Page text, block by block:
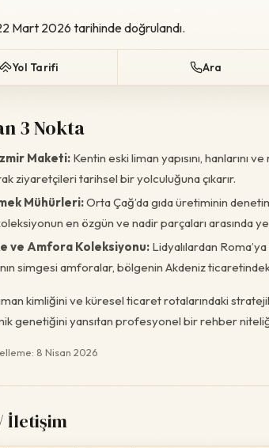
Mart 2026 tarihinde doğrulandı.
Yol Tarifi Ara
3 Nokta
Maketi: Kentin eski liman yapısını, hanlarını
ziyaretçileri tarihsel bir yolculuğuna çıkarır.
Mühürleri:Orta Çağ’da gıda üretiminin
en özgün ve nadir parçaları arasında
ve Amfora Koleksiyonu: Lidyalılardan
simgesi amforalar, bölgenin Akdeniz
kimliğini ve küresel ticaret rotalarındaki
genetiğini yansıtan profesyonel bir rehber
8 Nisan 2026
İletişim